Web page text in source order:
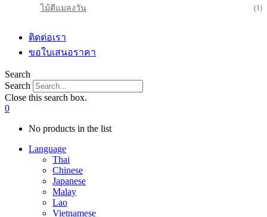
ไม้ตีแมลงวัน (1)
ติดต่อเรา
ขอใบเสนอราคา
Search
Search
Close this search box.
0
No products in the list
Language
Thai
Chinese
Japanese
Malay
Lao
Vietnamese